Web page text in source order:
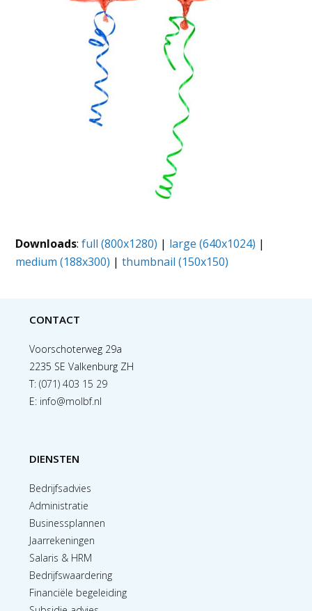
Downloads:full (800x1280) | large (640x1024) |
medium (188x300) |thumbnail (150x150)
CONTACT
Voorschoterweg 29a
2235 SE Valkenburg ZH
T:(071) 403 15 29
E: info@molbf.nl
DIENSTEN
Bedrijfsadvies
Administratie
Businessplannen
Jaarrekeningen
Salaris & HRM
Bedrijfswaardering
Financiële begeleiding